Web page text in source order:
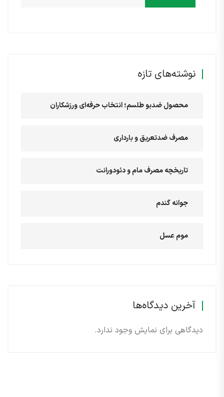
نوشته‌های تازه
محصول ضدبو طلسم؛ انتخاب حرفه‌ای ورزشکاران
مصرف ضدتعریق و بارداری
تاریخچه مصرف مام و دئودورانت
جوانه گندم
موم عسل
آخرین دیدگاه‌ها
دیدگاهی برای نمایش وجود ندارد.